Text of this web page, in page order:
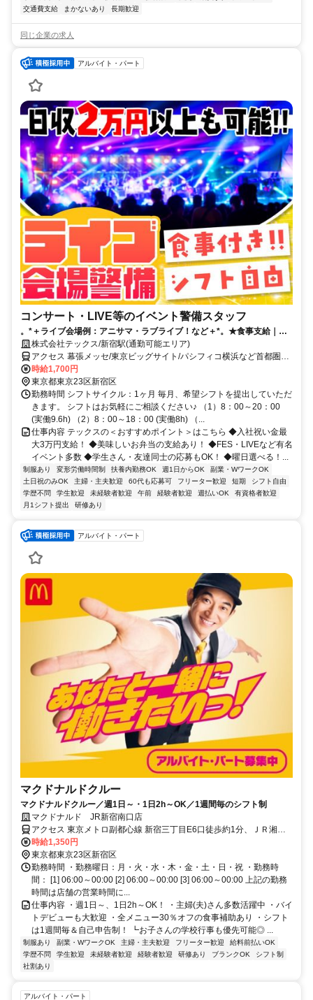
交通費支給
まかないあり 長期歓迎
同じ企業の求人
アルバイト・パート
コンサート・LIVE等のイベント警備スタッフ
。*＋ライブ会場例：アニサマ・ラブライブ！など＋*。★食事支給｜日
収2万円～も｜祝金3万円｜シフト自由★
株式会社テックス/新宿駅(通勤可能エリア)
アクセス 幕張メッセ/東京ビッグサイト/パシフィコ横浜など首都圏に
現場多数！※駅は募集エリアです
時給1,700円
東京都東京23区新宿区
勤務時間 シフトサイクル：1ヶ月 毎月、希望シフトを提出していただ
きます。 シフトはお気軽にご相談ください♪ （1）8：00～20：00
(実働9.6h) （2）8：00～18：00 (実働8h) （...
仕事内容 テックスの＜おすすめポイント＞はこちら ◆入社祝い金最
大3万円支給！ ◆美味しいお弁当の支給あり！ ◆FES・LIVEなど有名
イベント多数 ◆学生さん・友達同士の応募もOK！ ◆曜日選べる！...
制服あり 変形労働時間制 扶養内勤務OK 週1日からOK
副業・WワークOK
土日祝のみOK
主婦・主夫歓迎 60代も応募可 フリーター歓迎 短期
シフト自由
学歴不問
学生歓迎 未経験者歓迎 午前 経験者歓迎 週払いOK
有資格者歓迎
月1シフト提出
研修あり
アルバイト・パート
マクドナルドクルー
マクドナルドクルー／週1日～・1日2h～OK／1週間毎のシフト制
マクドナルド JR新宿南口店
アクセス 東京メトロ副都心線 新宿三丁目E6口徒歩約1分、ＪＲ湘南
新宿ライン 新宿ミライナタワー改札口徒歩約2分、ＪＲ山手線 新宿ミ
ライナタワー改札口徒歩約2分 新宿 [相鉄・JR直通線] 新宿 [JR山手線]
新宿 [JR中央本線(東京～塩尻)] 新宿 [JR中央線(快速)] 新宿 [JR中央・
総武緩行線]
時給1,350円
東京都東京23区新宿区
勤務時間 ・勤務曜日：月・火・水・木・金・土・日・祝 ・勤務時
間： [1] 06:00～00:00 [2] 06:00～00:00 [3] 06:00～00:00 上記の勤務
時間は店舗の営業時間に...
仕事内容 ・週1日～、1日2h～OK！ ・主婦(夫)さん多数活躍中 ・バイ
トデビューも大歓迎 ・全メニュー30％オフの食事補助あり ・シフト
は1週間毎＆自己申告制！ ┗お子さんの学校行事も優先可能◎ ...
制服あり 副業・WワークOK 主婦・主夫歓迎 フリーター歓迎
給料前払いOK
学歴不問
学生歓迎 未経験者歓迎 経験者歓迎 研修あり ブランクOK
シフト制
社割あり
アルバイト・パート